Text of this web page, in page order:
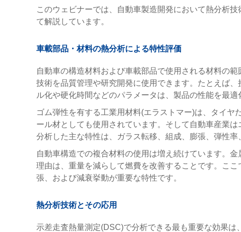
このウェビナーでは、自動車製造開発において熱分析
て解説しています。
車載部品・材料の熱分析による特性評価
自動車の構造材料および車載部品で使用される材料の
技術を品質管理や研究開発に使用できます。たとえば
ル化や硬化時間などのパラメータは、製品の性能を最
ゴム弾性を有する工業用材料(エラストマー)は、タイヤ
ール材としても使用されています。そして自動車産業
分析した主な特性は、ガラス転移、組成、膨張、弾性
自動車構造での複合材料の使用は増え続けています。
理由は、重量を減らして燃費を改善することです。こ
張、および減衰挙動が重要な特性です。
熱分析技術とその応用
示差走査熱量測定(DSC)で分析できる最も重要な効果